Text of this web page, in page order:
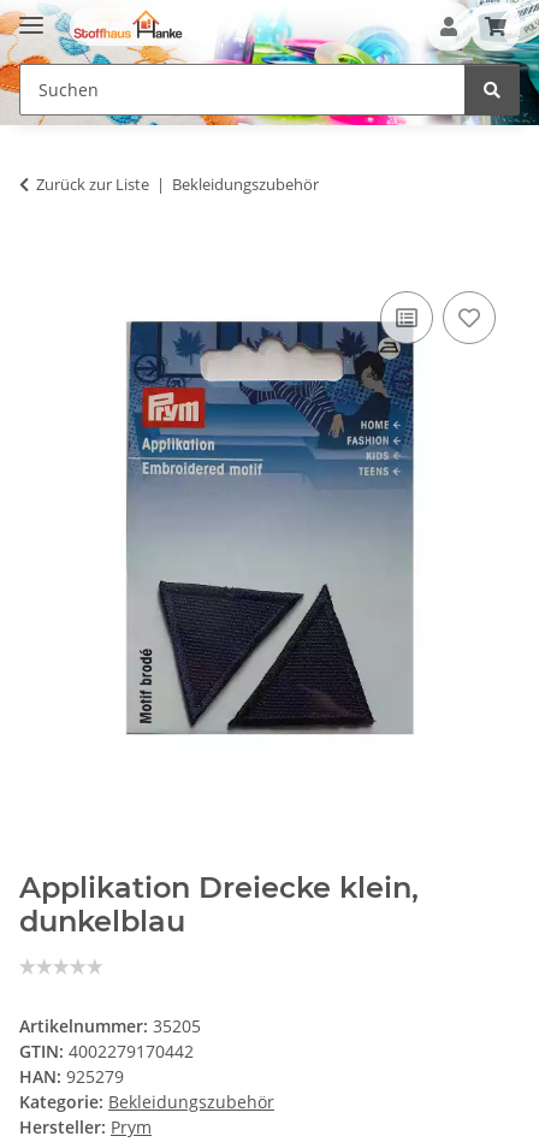
Zurück zur Liste Bekleidungszubehör
Applikation Dreiecke klein,
dunkelblau
Artikelnummer: 35205
GTIN: 4002279170442
HAN: 925279
Kategorie: Bekleidungszubehör
Hersteller: Prym